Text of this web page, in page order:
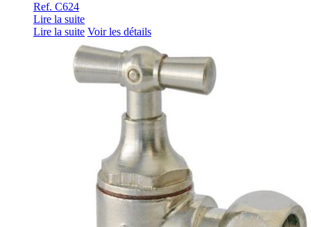
Ref. C624
Lire la suite
Lire la suite Voir les détails